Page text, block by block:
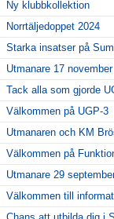
Ny klubbkollektion
Norrtäljedoppet 2024
Starka insatser på
Utmanare 17 november
Tack alla som gjorde
Välkommen på UGP-3
Utmanaren och KM
Välkommen på
Utmanare 29
Välkommen till